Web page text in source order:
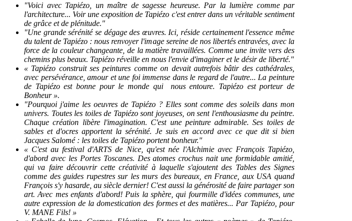
"Voici avec Tapiézo, un maître de sagesse heureuse. Par la lumière comme par
l'architecture... Voir une exposition de Tapiézo c'est entrer dans un véritable sentiment
de grâce et de plénitude."
"Une grande sérénité se dégage des œuvres. Ici, réside certainement l'essence même
du talent de Tapiézo : nous renvoyer l'image sereine de nos libertés entravées, avec la
force de la couleur changeante, de la matière travaillées. Comme une invite vers des
chemins plus beaux. Tapiézo réveille en nous l'envie d'imaginer et le désir de liberté."
« Tapiézo construit ses peintures comme on devait autrefois bâtir des cathédrales,
avec persévérance, amour et une foi immense dans le regard de l'autre... La peinture
de Tapiézo est bonne pour le monde qui nous entoure. Tapiézo est porteur de
Bonheur ».
"Pourquoi j'aime les oeuvres de Tapiézo ? Elles sont comme des soleils dans mon
univers. Toutes les toiles de Tapiézo sont joyeuses, on sent l'enthousiasme du peintre.
Chaque création libère l'imagination. C'est une peinture admirable. Ses toiles de
sables et d'ocres apportent la sérénité. Je suis en accord avec ce que dit si bien
Jacques Salomé : les toiles de Tapiézo portent bonheur."
« C'est au festival d'ARTS de Nice, qu'est née l'Alchimie avec François Tapiézo,
d'abord avec les Portes Toscanes. Des atomes crochus nait une formidable amitié,
qui va faire découvrir cette créativité à laquelle s'ajoutent des Tables des Signes
comme des guides rupestres sur les murs des bureaux, en France, aux USA quand
François s'y hasarde, au siècle dernier! C'est aussi la générosité de faire partager son
art. Avec mes enfants d'abord! Puis la sphère, qui fourmille d'idées communes, une
autre expression de la domestication des formes et des matières... Par Tapiézo, pour
V. MANE Fils! »